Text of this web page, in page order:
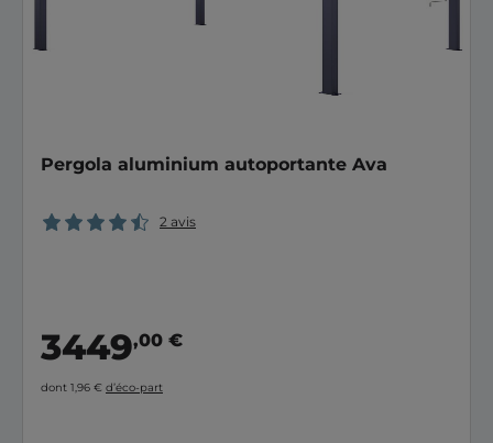
Pergola aluminium autoportante Ava
2 avis
3449,00 €
dont 1,96 € d’éco-part